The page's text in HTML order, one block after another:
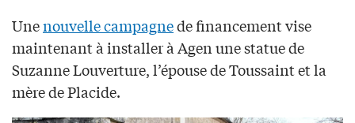
Unenouvelle campagnede financement vise
maintenant à installer à Agen une statue de
Suzanne Louverture, l’épouse de Toussaint et la
mère de Placide.